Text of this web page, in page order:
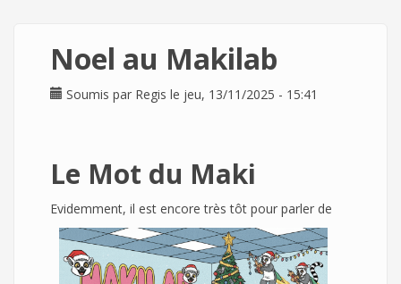
Noel au Makilab
Soumis par Regis le jeu, 13/11/2025 - 15:41
Le Mot du Maki
Evidemment, il est encore très tôt pour parler de